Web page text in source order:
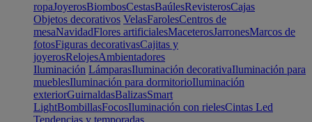
ropaJoyerosBiombosCestasBaúlesRevisterosCajas
Objetos decorativos VelasFarolesCentros de
mesaNavidadFlores artificialesMaceterosJarronesMarcos de
fotosFiguras decorativasCajitas y
joyerosRelojesAmbientadores
Iluminación LámparasIluminación decorativaIluminación para
mueblesIluminación para dormitorioIluminación
exteriorGuirnaldasBalizasSmart
LightBombillasFocosIluminación con rielesCintas Led
Tendencias y temporadas